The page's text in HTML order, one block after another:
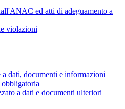
ed atti di adeguamento a
violazioni
dati, documenti e informazioni
a dati e documenti ulteriori